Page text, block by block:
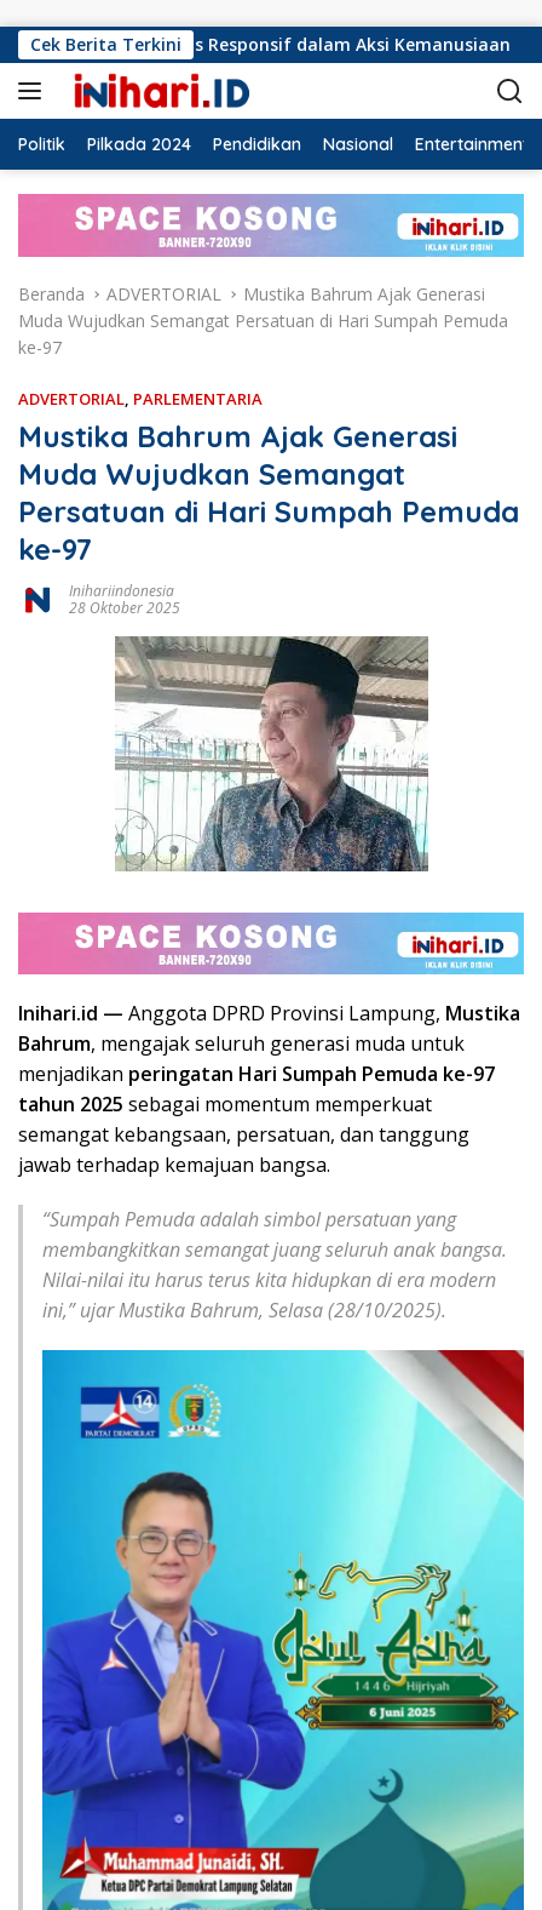
Cek Berita Terkini
Harus Responsif dalam Aksi Kemanusiaan Ormas
Politik Pilkada 2024 Pendidikan Nasional Entertainment
Beranda ADVERTORIAL
Mustika Bahrum Ajak Generasi
Muda Wujudkan Semangat Persatuan di Hari Sumpah Pemuda
ke-97
ADVERTORIAL, PARLEMENTARIA
Mustika Bahrum Ajak Generasi
Muda Wujudkan Semangat
Persatuan di Hari Sumpah Pemuda
ke-97
Inihariindonesia
28 Oktober 2025
Inihari.id — Anggota DPRD Provinsi Lampung, Mustika
Bahrum, mengajak seluruh generasi muda untuk
menjadikan peringatan Hari Sumpah Pemuda ke-97
tahun 2025 sebagai momentum memperkuat
semangat kebangsaan, persatuan, dan tanggung
jawab terhadap kemajuan bangsa.
“Sumpah Pemuda adalah simbol persatuan yang
membangkitkan semangat juang seluruh anak bangsa.
Nilai-nilai itu harus terus kita hidupkan di era modern
ini,” ujar Mustika Bahrum, Selasa (28/10/2025).